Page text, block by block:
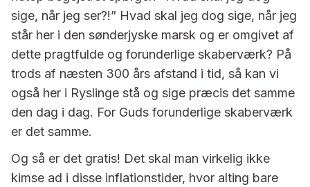
sige, når jeg ser?!” Hvad skal jeg dog sige, når jeg
står her i den sønderjyske marsk og er omgivet af
dette pragtfulde og forunderlige skaberværk? På
trods af næsten 300 års afstand i tid, så kan vi
også her i Ryslinge stå og sige præcis det samme
den dag i dag. For Guds forunderlige skaberværk
er det samme.
Og så er det gratis! Det skal man virkelig ikke
kimse ad i disse inflationstider, hvor alting bare